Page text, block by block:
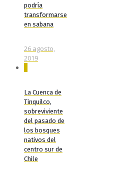
podría
transformarse
en sabana
26 agosto,
2019
La Cuenca de
Tinquilco,
sobreviviente
del pasado de
los bosques
nativos del
centro sur de
Chile